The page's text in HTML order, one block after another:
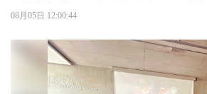
08月05日 12:00:44